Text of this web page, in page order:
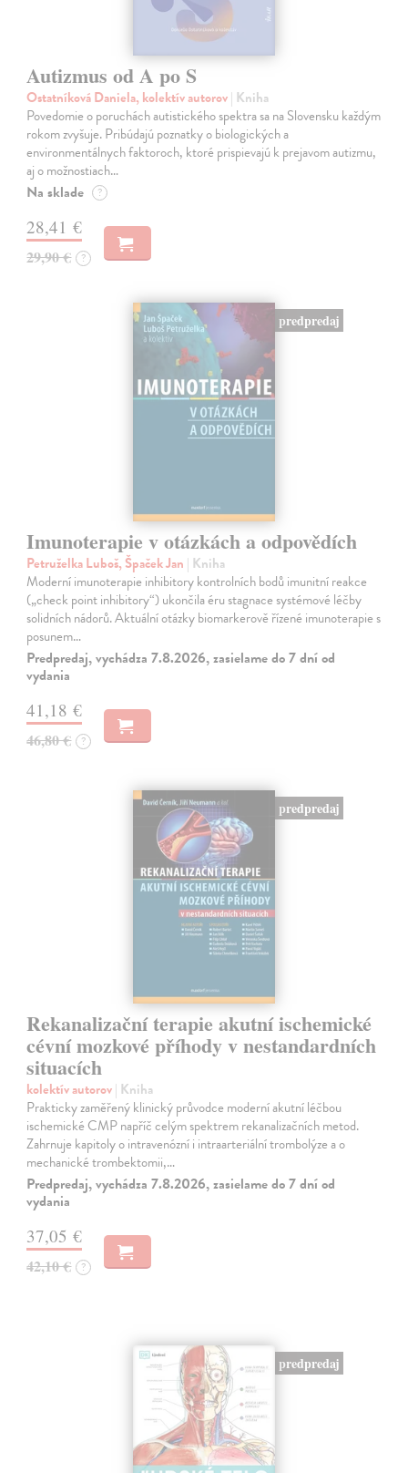
Autizmus od A po S
Ostatníková Daniela, kolektív autorov| Kniha
Povedomie o poruchách autistického spektra sa na Slovensku každým
rokom zvyšuje. Pribúdajú poznatky o biologických a
environmentálnych faktoroch, ktoré prispievajú k prejavom autizmu,
aj o možnostiach…
Na sklade ?
28,41 €
29,90 € ?
predpredaj
Imunoterapie v otázkách a odpovědích
Petruželka Luboš, Špaček Jan | Kniha
Moderní imunoterapie inhibitory kontrolních bodů imunitní reakce
(„check point inhibitory“) ukončila éru stagnace systémové léčby
solidních nádorů. Aktuální otázky biomarkerově řízené imunoterapie s
posunem…
Predpredaj, vychádza 7.8.2026, zasielame do 7 dní od
vydania
41,18 €
46,80 € ?
predpredaj
Rekanalizační terapie akutní ischemické
cévní mozkové příhody v nestandardních
situacích
kolektív autorov| Kniha
Prakticky zaměřený klinický průvodce moderní akutní léčbou
ischemické CMP napříč celým spektrem rekanalizačních metod.
Zahrnuje kapitoly o intravenózní i intraarteriální trombolýze a o
mechanické trombektomii,…
Predpredaj, vychádza 7.8.2026, zasielame do 7 dní od
vydania
37,05 €
42,10 € ?
predpredaj